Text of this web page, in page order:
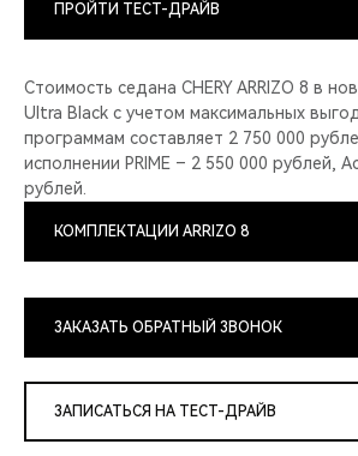
ПРОЙТИ ТЕСТ-ДРАЙВ
Стоимость седана CHERY ARRIZO 8 в
Ultra Black с учетом максимальных
программам составляет 2 750 000
исполнении PRIME – 2 550 000 рублей,
рублей.
КОМПЛЕКТАЦИИ ARRIZO 8
ЗАКАЗАТЬ ОБРАТНЫЙ ЗВОНОК
ЗАПИСАТЬСЯ НА ТЕСТ-ДРАЙВ